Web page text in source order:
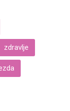
zdravlje